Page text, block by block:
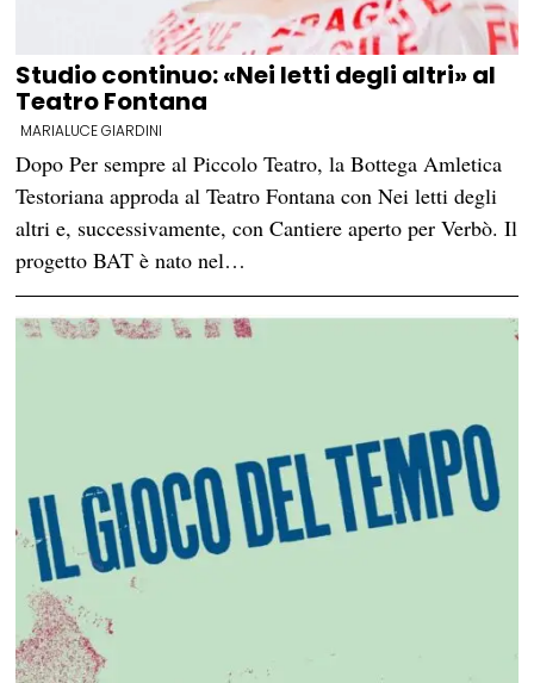
Studio continuo: «Nei letti degli altri» al
Teatro Fontana
MARIALUCE GIARDINI
Dopo Per sempre al Piccolo Teatro, la Bottega Amletica
Testoriana approda al Teatro Fontana con Nei letti degli
altri e, successivamente, con Cantiere aperto per Verbò. Il
progetto BAT è nato nel…